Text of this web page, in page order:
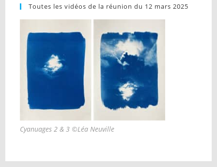
Toutes les vidéos de la réunion du 12 mars 2025
Cyanuages 2 & 3 ©Léa Neuville